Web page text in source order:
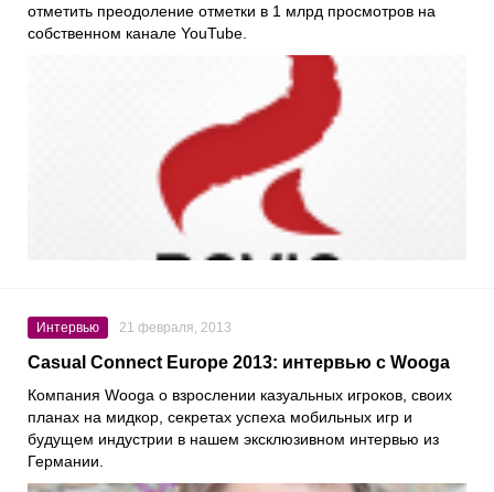
отметить преодоление отметки в 1 млрд просмотров на
собственном канале YouTube.
Интервью 21 февраля, 2013
Casual Connect Europe 2013: интервью с Wooga
Компания Wooga о взрослении казуальных игроков, своих
планах на мидкор, секретах успеха мобильных игр и
будущем индустрии в нашем эксклюзивном интервью из
Германии.